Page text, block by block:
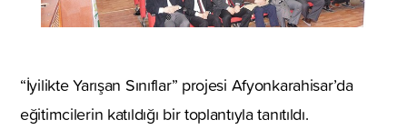
“İyilikte Yarışan Sınıflar” projesi Afyonkarahisar’da
eğitimcilerin katıldığı bir toplantıyla tanıtıldı.